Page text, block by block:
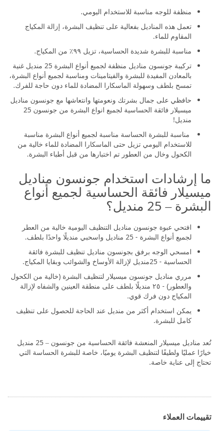
منظفة للوجه مناسبة للاستخدام اليومي.
تعمل هذه المناديل بفعالية على تنظيف البشرة، إزالة المكياج
المقاوم للماء.
مناسبة للبشرة شديدة الحساسية، تزيل ٩٩٪ من المكياج.
تركيبة جونسون مناديل منظفة لجميع أنواع البشرة 25 منديل غنية
بالمعادن المفيدة للبشرة والفيتامينات ومناسبة لجميع أنواع البشرة،
تمسح بلطف وسهولة الماسكارا المضادة للماء دون حاجة للفرك.
حافظي على جمال بشرتك ونعومتها وانتعاشها مع جونسون مناديل
ميسيلار فائقة الحساسية لجميع انواع البشرة من جونسون 25
منديل!
مناسبة للبشرة الحساسة مناسبة لجميع أنواع البشرة مناسبة
للاستخدام اليومي تزيل حتى الماسكارا المضادة للماء خالية من
الكحول وخال من العطور تم اختبارها من قبل أطباء البشرة.
ما إرشادات استخدام جونسون مناديل
ميسيلار فائقة الحساسية لجميع أنواع
البشرة – 25 منديل؟
افتحي عبوة جونسون مناديل التنظيف اليومية خالية من العطر
لجميع أنواع البشرة - 25 مناديل واسحبي منديلًا واحدًا بلطف.
امسحي الوجه برفق بجونسون مناديل تنظيف للبشرة فائقة
الحساسية - 25منديل لإزالة الأوساخ والشوائب وبقايا المكياج.
مرري مناديل جونسون ميسيلار لتنظيف البشرة (خالية من الكحول
والعطور) - ٢٥ منديلًا بلطف على منطقة العينين والشفاه لإزالة
المكياج دون فرك قوي.
يمكن استخدام أكثر من منديل عند الحاجة للحصول على تنظيف
كامل للبشرة.
تُعد مناديل ميسيلار المنعشة فائقة الحساسية من جونسون – 25 منديل
خيارًا عمليًا ولطيفًا لتنظيف البشرة يوميًا، خاصة للبشرة الحساسة التي
تحتاج إلى عناية خاصة.
تقييمات العملاء